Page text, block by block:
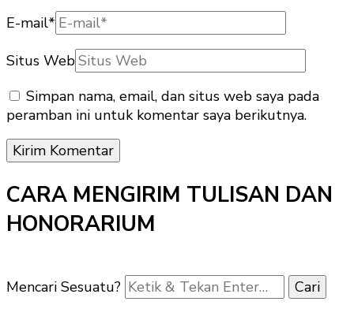
E-mail*
Situs Web
Simpan nama, email, dan situs web saya pada
peramban ini untuk komentar saya berikutnya.
CARA MENGIRIM TULISAN DAN
HONORARIUM
Mencari Sesuatu?